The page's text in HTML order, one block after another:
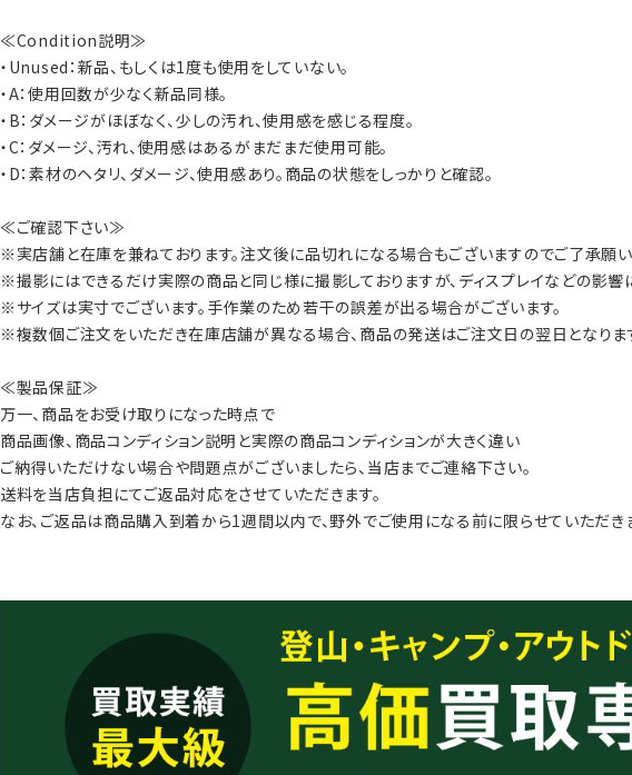
≪Condition説明≫
・Unused：新品、もしくは1度も使用をしていない。
・A：使用回数が少なく新品同様。
・B：ダメージがほぼなく、少しの汚れ、使用感を感じる程度。
・C：ダメージ、汚れ、使用感はあるがまだまだ使用可能。
・D：素材のヘタリ、ダメージ、使用感あり。商品の状態をしっかりと確認。
≪ご確認下さい≫
※実店舗と在庫を兼ねております。注文後に品切れになる場合もございますのでご了承願い
※撮影にはできるだけ実際の商品と同じ様に撮影しておりますが、ディスプレイなどの影響
※サイズは実寸でございます。手作業のため若干の誤差が出る場合がございます。
※複数個ご注文をいただき在庫店舗が異なる場合、商品の発送はご注文日の翌日となりま
≪製品保証≫
万一、商品をお受け取りになった時点で
商品画像、商品コンディション説明と実際の商品コンディションが大きく違い
ご納得いただけない場合や問題点がございましたら、当店までご連絡下さい。
送料を当店負担にてご返品対応をさせていただきます。
なお、ご返品は商品購入到着から1週間以内で、野外でご使用になる前に限らせていただき